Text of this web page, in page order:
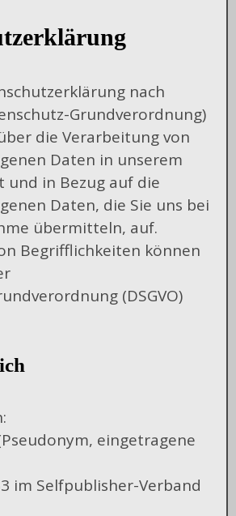
nach
Grundverordnung)
die Verarbeitung von
Daten in unserem
und in Bezug auf die
Daten, die Sie uns bei
übermitteln, auf.
Begrifflichkeiten können
(DSGVO)
eingetragene
im Selfpublisher-Verband